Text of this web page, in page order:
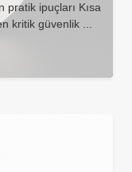
pratik ipuçları Kısa
kritik güvenlik ...